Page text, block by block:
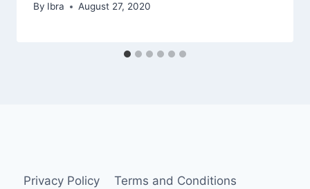
By Ibra August 27, 2020
Privacy Policy Terms and Conditions